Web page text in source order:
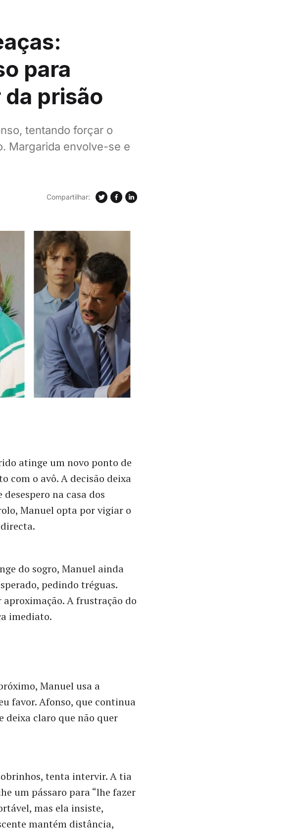
para
prisão
tentando forçar o
Margarida envolve-se e
Compartilhar:
atinge um novo ponto de
com o avô. A decisão deixa
na casa dos
Manuel opta por vigiar o
do sogro, Manuel ainda
pedindo tréguas.
A frustração do
imediato.
Manuel usa a
favor. Afonso, que continua
deixa claro que não quer
tenta intervir. A tia
um pássaro para “lhe fazer
mas ela insiste,
mantém distância,